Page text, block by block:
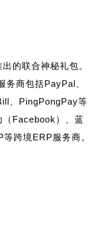
的联合神秘礼包。
务商包括PayPal、
、PingPongPay等
（Facebook）、蓝
跨境ERP服务商。